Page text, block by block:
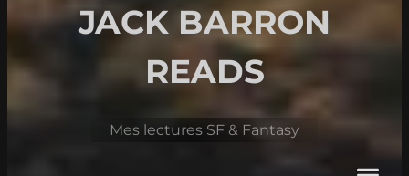
JACK BARRON
READS
Mes lectures SF & Fantasy